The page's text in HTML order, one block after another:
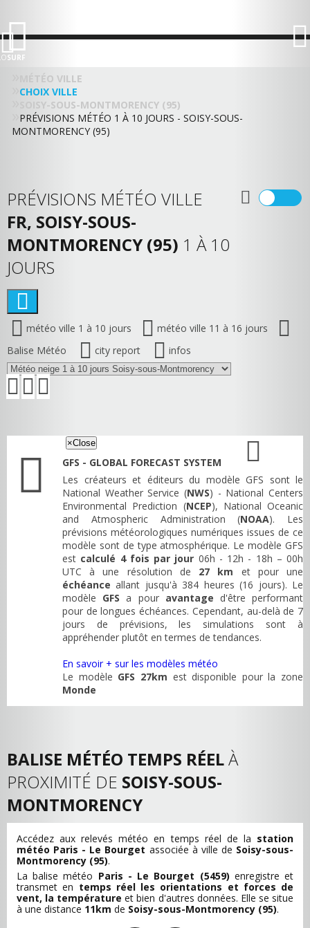
SURF
MÉTÉO VILLE
CHOIX VILLE
SOISY-SOUS-MONTMORENCY (95)
PRÉVISIONS MÉTÉO 1 À 10 JOURS - SOISY-SOUS-
MONTMORENCY (95)
PRÉVISIONS MÉTÉO VILLE
FR, SOISY-SOUS-
MONTMORENCY (95) 1 À 10
JOURS
météo ville 1 à 10 jours
météo ville 11 à 16 jours
Balise Météo
city report infos
×Close
GFS - GLOBAL FORECAST SYSTEM
Les créateurs et éditeurs du modèle GFS sont le
National Weather Service (NWS) - National Centers
Environmental Prediction (NCEP), National Oceanic
and Atmospheric Administration (NOAA). Les
prévisions météorologiques numériques issues de ce
modèle sont de type atmosphérique. Le modèle GFS
est calculé 4 fois par jour 06h - 12h - 18h – 00h
UTC à une résolution de 27 km et pour une
échéance allant jusqu'à 384 heures (16 jours). Le
modèle GFS a pour avantage d'être performant
pour de longues échéances. Cependant, au-delà de 7
jours de prévisions, les simulations sont à
appréhender plutôt en termes de tendances.
En savoir + sur les modèles météo
Le modèle GFS 27km est disponible pour la zone
Monde
BALISE MÉTÉO TEMPS RÉELÀ
PROXIMITÉ DE SOISY-SOUS-
MONTMORENCY
Accédez aux relevés météo en temps réel de la station
météo Paris - Le Bourget associée à ville de Soisy-sous-
Montmorency (95).
La balise météo Paris - Le Bourget (5459) enregistre et
transmet en temps réel les orientations et forces de
vent, la température et bien d'autres données. Elle se situe
à une distance 11km de Soisy-sous-Montmorency (95).